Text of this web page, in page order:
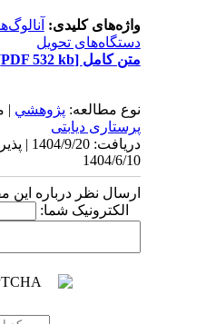
واژه‌های کلیدی:
دستگاه‌های تحویل
متن کامل[PDF 532 kb]
نوع مطالعه:پژوهشي|
پرستاری دیابتی
1404/6/10
ارسال نظر درباره این
الکترونیک شما: